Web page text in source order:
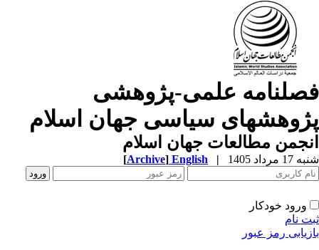
علمی-پژوهشی
سیاسی جهان اسلام
مطالعات جهان اسلام
مرداد 1405 |
English
[Archive]
ورود خودکار
نام
رمز عبور